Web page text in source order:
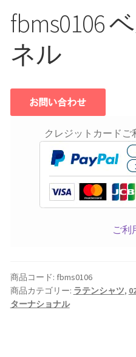
fbms0106
ネル
クレジットカードご
ご利
商品コード: fbms0106
商品カテゴリー: ラテンシャツ,
ターナショナル